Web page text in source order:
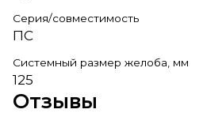
Серия/совместимость
ПС
Системный размер желоба, мм
125
Отзывы